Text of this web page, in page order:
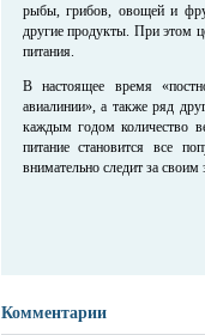
рыбы, грибов, овощей и
другие продукты. При этом
питания.
В настоящее время
авиалинии», а также ряд
каждым годом количество
питание становится все
внимательно следит за
Комментарии